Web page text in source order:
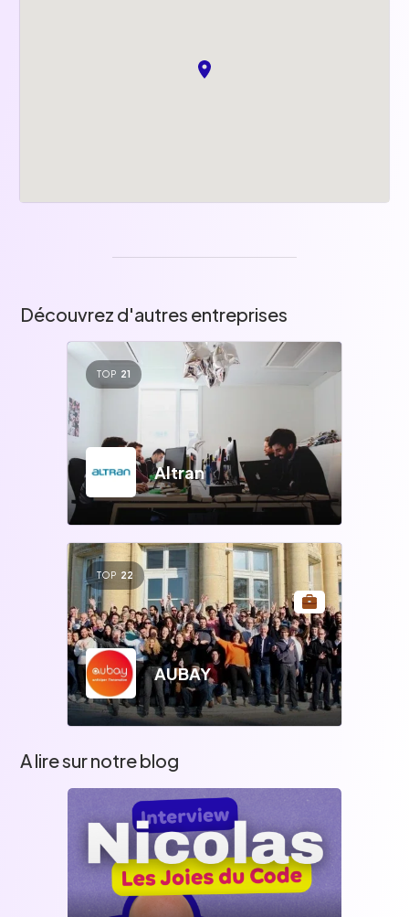
Découvrez d'autres entreprises
TOP 21
Altran
TOP 22
AUBAY
A lire sur notre blog